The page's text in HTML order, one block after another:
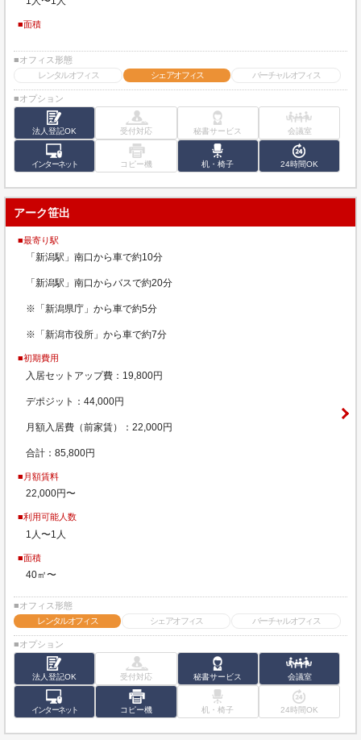
■面積
■オフィス形態
レンタルオフィス
シェアオフィス バーチャルオフィス
■オプション
法人登記OK 受付対応 秘書サービス 会議室
インターネット コピー機 机・椅子 24時間OK
アーク笹出
■最寄り駅
「新潟駅」南口から車で約10分
「新潟駅」南口からバスで約20分
※「新潟県庁」から車で約5分
※「新潟市役所」から車で約7分
■初期費用
入居セットアップ費：19,800円
デポジット：44,000円
月額入居費（前家賃）：22,000円
合計：85,800円
■月額賃料
22,000円〜
■利用可能人数
1人〜1人
■面積
40㎡〜
■オフィス形態
レンタルオフィス
シェアオフィス バーチャルオフィス
■オプション
法人登記OK 受付対応 秘書サービス 会議室
インターネット コピー機 机・椅子 24時間OK